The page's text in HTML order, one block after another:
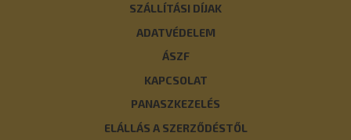
SZÁLLÍTÁSI DÍJAK
ADATVÉDELEM
ÁSZF
KAPCSOLAT
PANASZKEZELÉS
ELÁLLÁS A SZERZŐDÉSTŐL